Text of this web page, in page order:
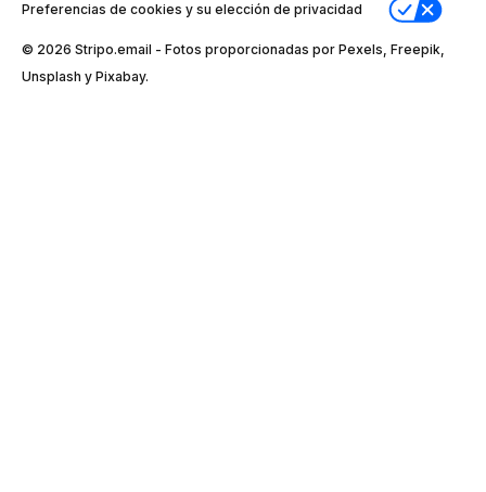
Preferencias de cookies y su elección de privacidad
© 2026 Stripо.email - Fotos proporcionadas por Pexels, Freepik,
Unsplash y Pixabay.